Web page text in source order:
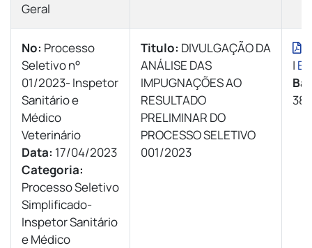
Geral
Nº: Processo
Seletivo n°
01/2023- Inspetor
Sanitário e
Médico
Veterinário
Data: 17/04/2023
Categoria:
Processo Seletivo
Simplificado-
Inspetor Sanitário
e Médico
Titulo: DIVULGAÇÃO DA
ANÁLISE DAS
IMPUGNAÇÕES AO
RESULTADO
PRELIMINAR DO
PROCESSO SELETIVO
001/2023
|
38